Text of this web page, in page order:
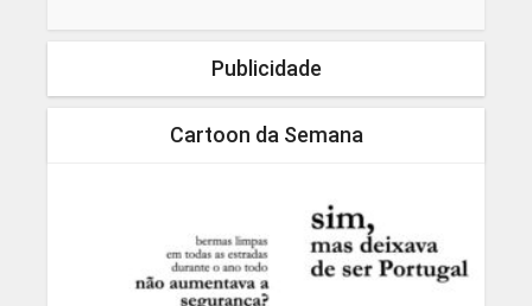
Publicidade
Cartoon da Semana